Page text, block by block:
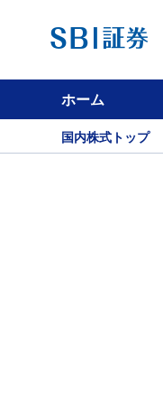
ホーム
国内株式トップ